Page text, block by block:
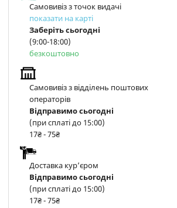
Самовивіз з точок видачі
показати на карті
Заберіть сьогодні
(9:00-18:00)
безкоштовно
Самовивіз з відділень поштових
операторів
Відправимо сьогодні
(при сплаті до 15:00)
17₴ - 75₴
Доставка курʼєром
Відправимо сьогодні
(при сплаті до 15:00)
17₴ - 75₴